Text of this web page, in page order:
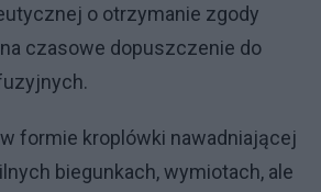
o otrzymanie zgody
czasowe dopuszczenie do
formie kroplówki nawadniającej
biegunkach, wymiotach, ale